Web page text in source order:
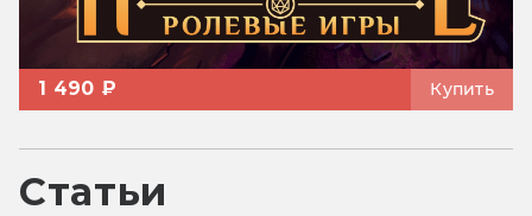
1 490 ₽ Купить
Статьи